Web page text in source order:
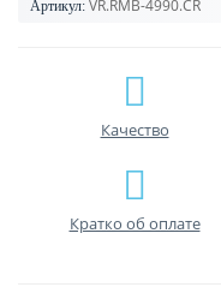
Артикул: VR.RMB-4990.CR
Качество
Кратко об оплате